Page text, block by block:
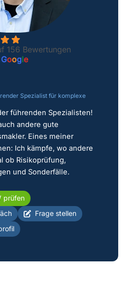
156 Bewertungen
Google
Spezialist für komplexe
führenden Spezialisten!
andere gute
Eines meiner
Ich kämpfe, wo andere
ob Risikoprüfung,
und Sonderfälle.
prüfen
Frage stellen